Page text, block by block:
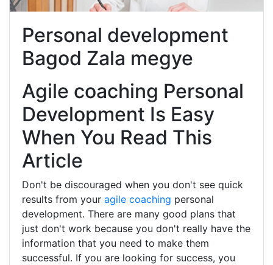
Personal development
Bagod Zala megye
Agile coaching Personal
Development Is Easy
When You Read This
Article
Don't be discouraged when you don't see quick
results from your agile coaching personal
development. There are many good plans that
just don't work because you don't really have the
information that you need to make them
successful. If you are looking for success, you